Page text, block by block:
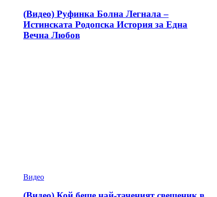
(Видео) Руфинка Болна Легнала –
Истинската Родопска История за Една
Вечна Любов
Видео